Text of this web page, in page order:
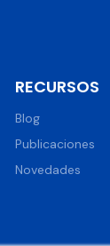
RECURSOS
Blog
Publicaciones
Novedades